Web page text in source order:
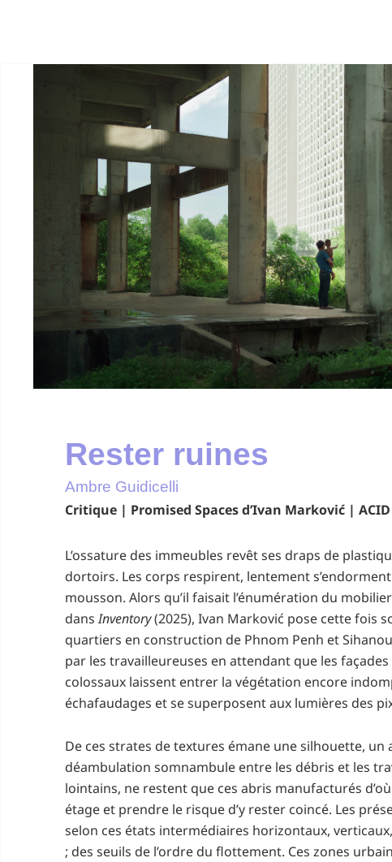
Rester ruines
Ambre Guidicelli
Critique | Promised Spaces d’Ivan Marković | ACID
L’ossature des immeubles revêt ses draps de
dortoirs. Les corps respirent, lentement
mousson. Alors qu’il faisait l’énumération du
dansInventory(2025), Ivan Marković pose cette fois
quartiers en construction de Phnom Penh et
par les travailleureuses en attendant que les façades
colossaux laissent entrer la végétation encore
échafaudages et se superposent aux lumières des
De ces strates de textures émane une silhouette,
déambulation somnambule entre les débris et les
lointains, ne restent que ces abris manufacturés
étage et prendre le risque d’y rester coincé. Les
selon ces états intermédiaires horizontaux,
; des seuils de l’ordre du flottement. Ces zones